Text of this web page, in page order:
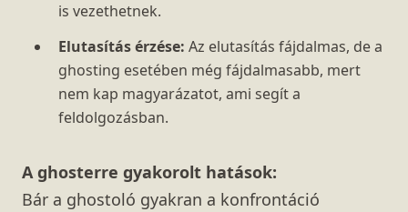
is vezethetnek.
Elutasítás érzése: Az elutasítás fájdalmas, de a
ghosting esetében még fájdalmasabb, mert
nem kap magyarázatot, ami segít a
feldolgozásban.
A ghosterre gyakorolt hatások:
Bár a ghostoló gyakran a konfrontáció